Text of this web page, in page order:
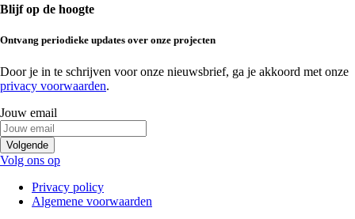
Blijf op de hoogte
Ontvang periodieke updates over onze projecten
Door je in te schrijven voor onze nieuwsbrief, ga je akkoord met onze
privacy voorwaarden.
Jouw email
Volgende
Volg ons op
Privacy policy
Algemene voorwaarden